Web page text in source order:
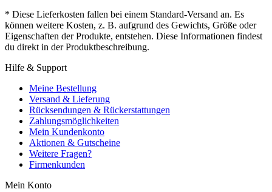
* Diese Lieferkosten fallen bei einem Standard-Versand an. Es
können weitere Kosten, z. B. aufgrund des Gewichts, Größe oder
Eigenschaften der Produkte, entstehen. Diese Informationen findest
du direkt in der Produktbeschreibung.
Hilfe & Support
Meine Bestellung
Versand & Lieferung
Rücksendungen & Rückerstattungen
Zahlungsmöglichkeiten
Mein Kundenkonto
Aktionen & Gutscheine
Weitere Fragen?
Firmenkunden
Mein Konto